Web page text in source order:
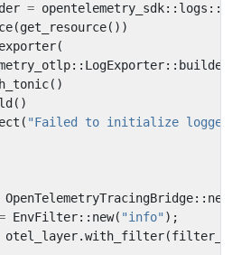
= opentelemetry_sdk:: logs ::
(get_resource())
(
:: LogExporter:: builder
()
()
( "Failed to initialize logger
OpenTelemetryTracingBridge:: new
EnvFilter:: new( "info" );
otel_layer.with_filter(